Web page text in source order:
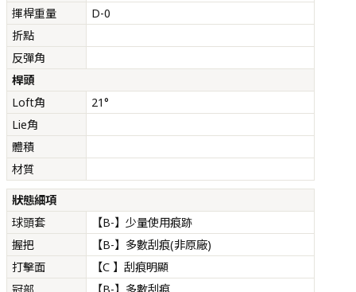
揮桿重量
D-0
折點
反彈角
桿頭
Loft角
21°
Lie角
體積
材質
狀態細項
球頭套
【B-】少量使用痕跡
握把
【B-】多數刮痕(非原廠)
打擊面
【C 】刮痕明顯